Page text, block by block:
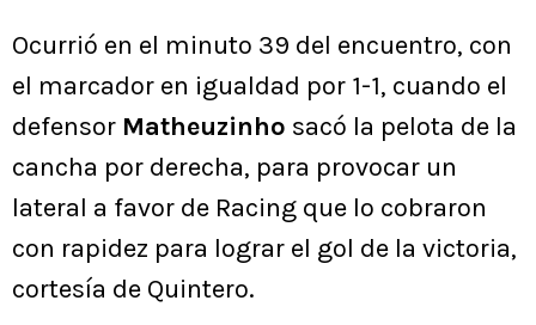
Ocurrió en el minuto 39 del encuentro, con
el marcador en igualdad por 1-1, cuando el
defensor Matheuzinho sacó la pelota de la
cancha por derecha, para provocar un
lateral a favor de Racing que lo cobraron
con rapidez para lograr el gol de la victoria,
cortesía de Quintero.